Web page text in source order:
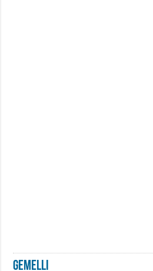
Gemelli